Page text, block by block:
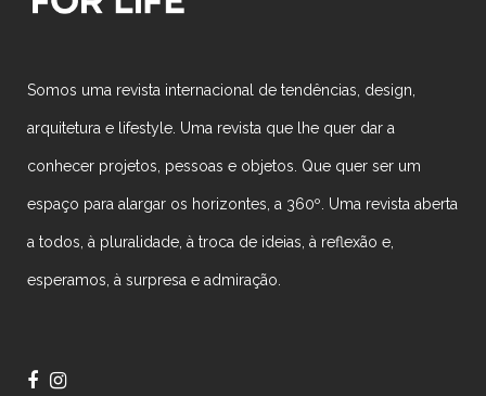
Somos uma revista internacional de tendências, design,
arquitetura e lifestyle. Uma revista que lhe quer dar a
conhecer projetos, pessoas e objetos. Que quer ser um
espaço para alargar os horizontes, a 360º. Uma revista aberta
a todos, à pluralidade, à troca de ideias, à reflexão e,
esperamos, à surpresa e admiração.